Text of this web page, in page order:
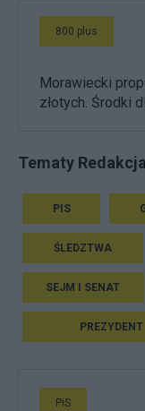
800 plus
Morawiecki
złotych. Środki
Tematy Redakcja
PIS
ŚLEDZTWA
SEJM I SENAT
PREZYDENT
PiS